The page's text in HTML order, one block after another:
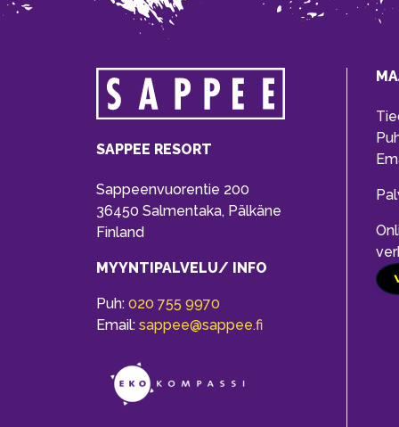
SAPPEE RESORT
Sappeenvuorentie 200
36450 Salmentaka, Pälkäne
Finland
MYYNTIPALVELU/ INFO
Puh: 020 755 9970
Email: sappee@sappee.fi